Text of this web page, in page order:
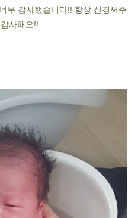
무 감사했습니다!! 항상 신경써주
사해요!!